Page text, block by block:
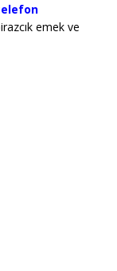
emek ve